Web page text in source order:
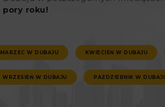
pory roku!
MARZEC W DUBAJU KWIECIEŃ W DUBAJU
WRZESIEŃ W DUBAJU PAŹDZIERNIK W